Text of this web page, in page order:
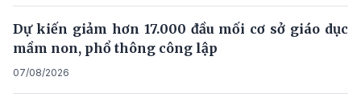
Dự kiến giảm hơn 17.000 đầu mối cơ sở giáo dục
mầm non, phổ thông công lập
07/08/2026